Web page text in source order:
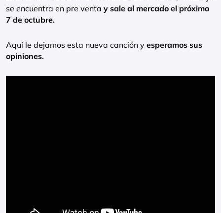
se encuentra en pre venta y sale al mercado el próximo
7 de octubre.
Aquí le dejamos esta nueva canción y esperamos sus
opiniones.